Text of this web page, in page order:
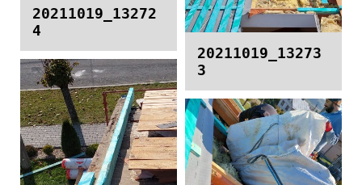
20211019_13272
4
20211019_13273
3